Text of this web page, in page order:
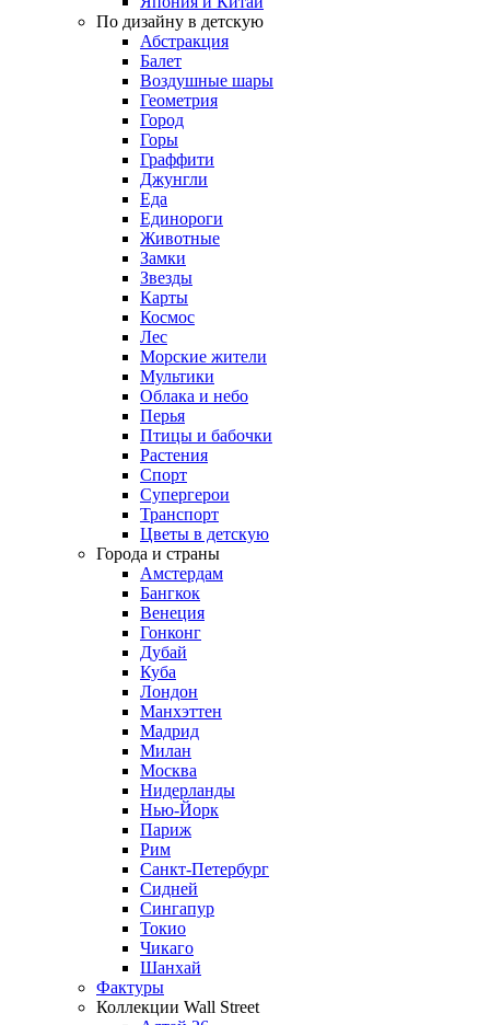
По дизайну в детскую
Абстракция
Балет
Воздушные шары
Геометрия
Город
Горы
Граффити
Джунгли
Еда
Единороги
Животные
Замки
Звезды
Карты
Космос
Лес
Морские жители
Мультики
Облака и небо
Перья
Птицы и бабочки
Растения
Спорт
Супергерои
Транспорт
Цветы в детскую
Города и страны
Амстердам
Бангкок
Венеция
Гонконг
Дубай
Куба
Лондон
Манхэттен
Мадрид
Милан
Москва
Нидерланды
Нью-Йорк
Париж
Рим
Санкт-Петербург
Сидней
Сингапур
Токио
Чикаго
Шанхай
Фактуры
Коллекции Wall Street